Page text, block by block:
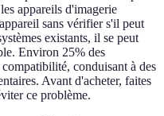
appareils d'imagerie
sans vérifier s'il peut
existants, il se peut
Environ 25% des
conduisant à des
Avant d'acheter, faites
ce problème.